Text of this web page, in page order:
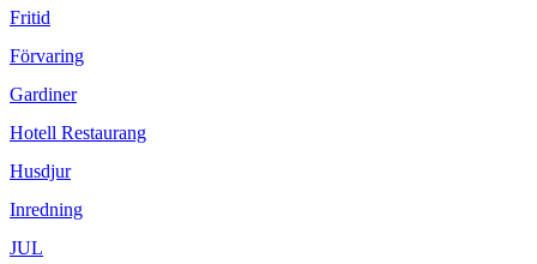
Fritid
Förvaring
Gardiner
Hotell Restaurang
Husdjur
Inredning
JUL